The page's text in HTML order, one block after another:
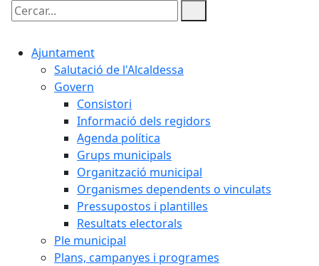
Cercar:
Ajuntament
Salutació de l'Alcaldessa
Govern
Consistori
Informació dels regidors
Agenda política
Grups municipals
Organització municipal
Organismes dependents o vinculats
Pressupostos i plantilles
Resultats electorals
Ple municipal
Plans, campanyes i programes